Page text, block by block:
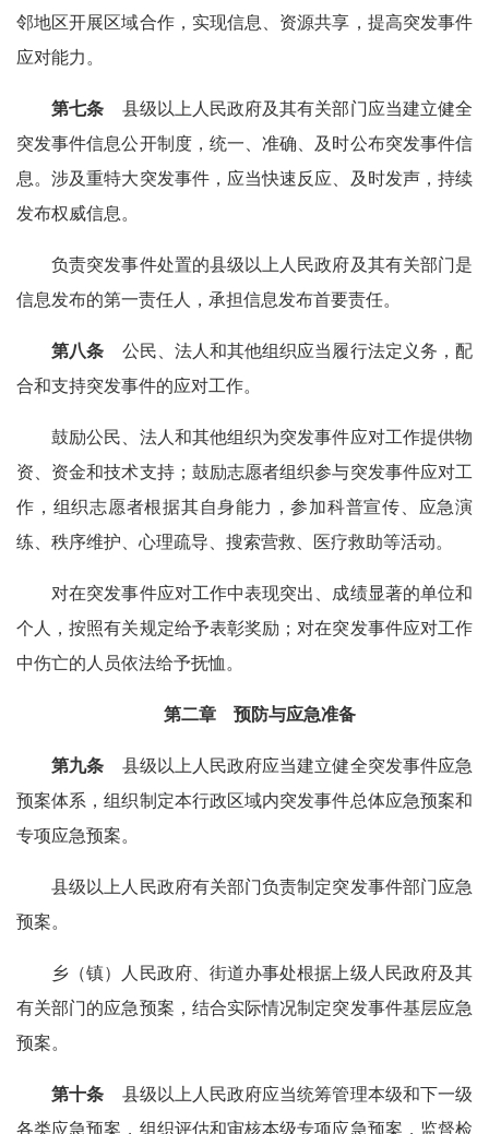
邻地区开展区域合作，实现信息、资源共享，提高突发事件
应对能力。
第七条 县级以上人民政府及其有关部门应当建立健全
突发事件信息公开制度，统一、准确、及时公布突发事件信
息。涉及重特大突发事件，应当快速反应、及时发声，持续
发布权威信息。
负责突发事件处置的县级以上人民政府及其有关部门是
信息发布的第一责任人，承担信息发布首要责任。
第八条 公民、法人和其他组织应当履行法定义务，配
合和支持突发事件的应对工作。
鼓励公民、法人和其他组织为突发事件应对工作提供物
资、资金和技术支持；鼓励志愿者组织参与突发事件应对工
作，组织志愿者根据其自身能力，参加科普宣传、应急演
练、秩序维护、心理疏导、搜索营救、医疗救助等活动。
对在突发事件应对工作中表现突出、成绩显著的单位和
个人，按照有关规定给予表彰奖励；对在突发事件应对工作
中伤亡的人员依法给予抚恤。
第二章 预防与应急准备
第九条 县级以上人民政府应当建立健全突发事件应急
预案体系，组织制定本行政区域内突发事件总体应急预案和
专项应急预案。
县级以上人民政府有关部门负责制定突发事件部门应急
预案。
乡（镇）人民政府、街道办事处根据上级人民政府及其
有关部门的应急预案，结合实际情况制定突发事件基层应急
预案。
第十条 县级以上人民政府应当统筹管理本级和下一级
各类应急预案，组织评估和审核本级专项应急预案，监督检